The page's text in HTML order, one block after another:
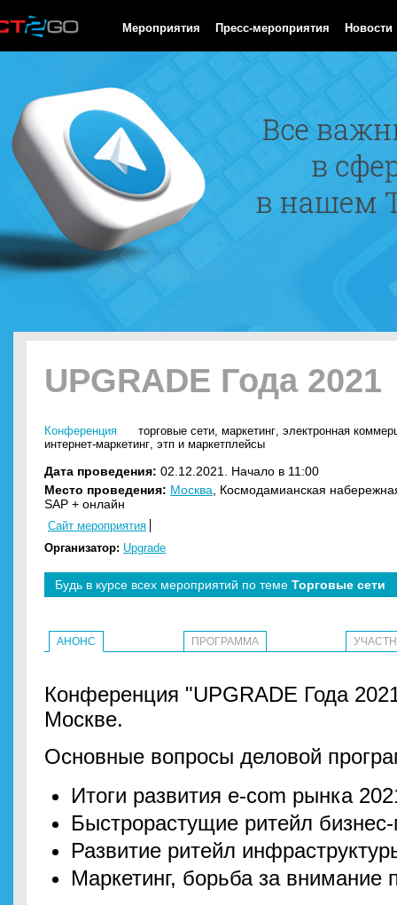
Мероприятия Пресс-мероприятия Новости
UPGRADE Года 2021
Конференция торговые сети, маркетинг, электронная
интернет-маркетинг, этп и маркетплейсы
Дата проведения: 02.12.2021. Начало в 11:00
Место проведения: Москва , Космодамианская
SAP + онлайн
Сайт мероприятия
Организатор: Upgrade
Будь в курсе всех мероприятий по теме Торговые сети
АНОНС ПРОГРАММА
Конференция "UPGRADE Года
Москве.
Основные вопросы деловой
Итоги развития e-com рынка
Быстрорастущие ритейл
Развитие ритейл
Маркетинг, борьба за внимание